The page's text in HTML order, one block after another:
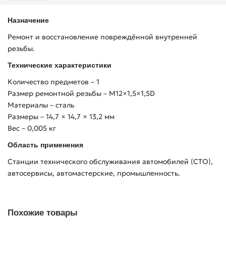
Назначение
Ремонт и восстановление повреждённой внутренней
резьбы.
Технические характеристики
Количество предметов – 1
Размер ремонтной резьбы – М12×1,5×1,5D
Материалы – сталь
Размеры – 14,7 × 14,7 × 13,2 мм
Вес – 0,005 кг
Область применения
Станции технического обслуживания автомобилей (СТО),
автосервисы, автомастерские, промышленность.
Похожие товары